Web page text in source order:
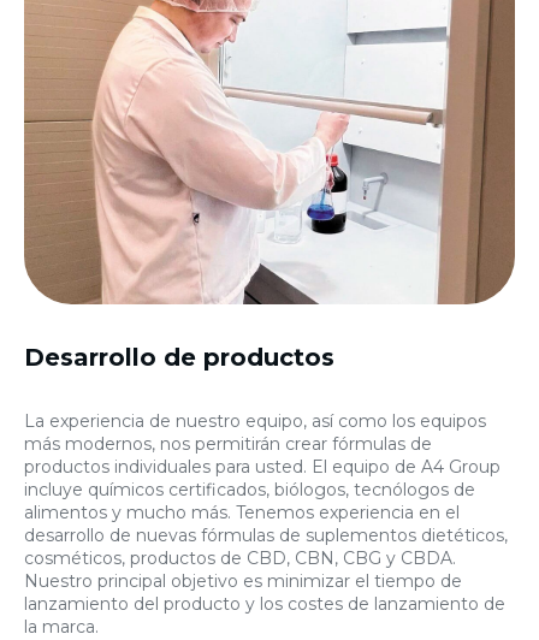
Desarrollo de productos
La experiencia de nuestro equipo, así como los equipos
más modernos, nos permitirán crear fórmulas de
productos individuales para usted. El equipo de A4 Group
incluye químicos certificados, biólogos, tecnólogos de
alimentos y mucho más. Tenemos experiencia en el
desarrollo de nuevas fórmulas de suplementos dietéticos,
cosméticos, productos de CBD, CBN, CBG y CBDA.
Nuestro principal objetivo es minimizar el tiempo de
lanzamiento del producto y los costes de lanzamiento de
la marca.